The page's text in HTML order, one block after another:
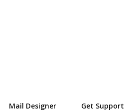
Mail Designer
Get Support